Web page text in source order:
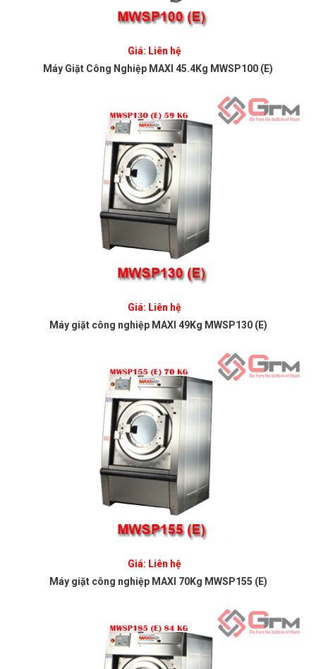
Giá: Liên hệ
Máy Giặt Công Nghiệp MAXI 45.4Kg MWSP100 (E)
Giá: Liên hệ
Máy giặt công nghiệp MAXI 49Kg MWSP130 (E)
Giá: Liên hệ
Máy giặt công nghiệp MAXI 70Kg MWSP155 (E)